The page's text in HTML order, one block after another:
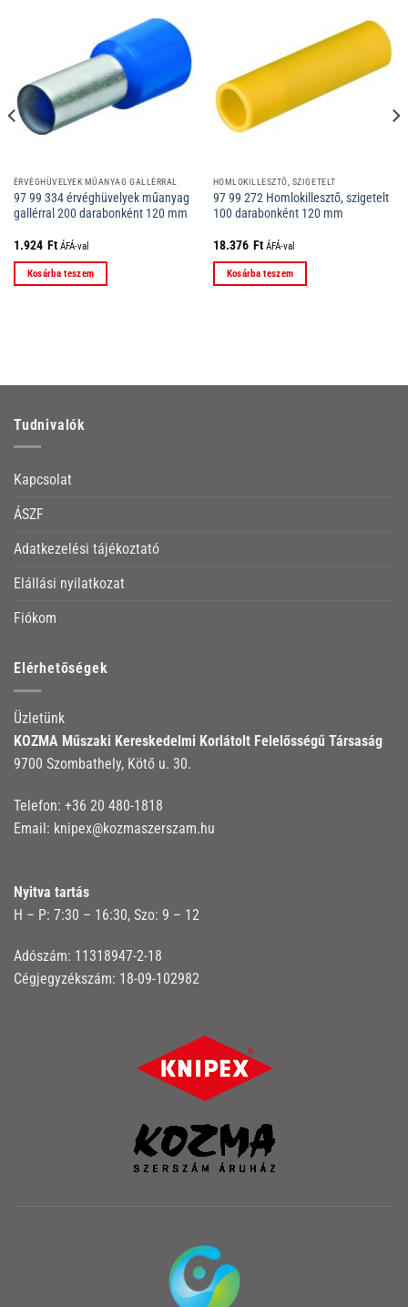
ÉRVÉGHÜVELYEK MŰANYAG GALLÉRRAL
97 99 334 érvéghüvelyek műanyag
gallérral 200 darabonként 120 mm
1.924 Ft ÁFÁ-val
Kosárba teszem
HOMLOKILLESZTŐ, SZIGETELT
97 99 272 Homlokillesztő, szigetelt
100 darabonként 120 mm
18.376 Ft ÁFÁ-val
Kosárba teszem
Tudnivalók
Kapcsolat
ÁSZF
Adatkezelési tájékoztató
Elállási nyilatkozat
Fiókom
Elérhetőségek
Üzletünk
KOZMA Műszaki Kereskedelmi Korlátolt Felelősségű Társaság
9700 Szombathely, Kötő u. 30.
Telefon: +36 20 480-1818
Email: knipex@kozmaszerszam.hu
Nyitva tartás
H – P: 7:30 – 16:30, Szo: 9 – 12
Adószám: 11318947-2-18
Cégjegyzékszám: 18-09-102982